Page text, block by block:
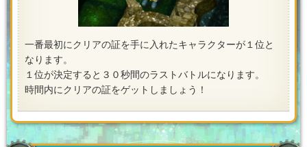
一番最初にクリアの証を手に入れたキャラクターが１位と
なります。
１位が決定すると３０秒間のラストバトルになります。
時間内にクリアの証をゲットしましょう！